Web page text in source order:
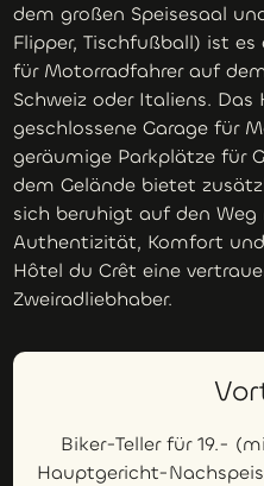
dem großen Speisesaal
Flipper, Tischfußball) ist
für Motorradfahrer auf
Schweiz oder Italiens.
geschlossene Garage für
geräumige Parkplätze für
dem Gelände bietet
sich beruhigt auf den
Authentizität, Komfort
Hôtel du Crêt eine
Zweiradliebhaber.
Biker-Teller für 19.-
Hauptgericht-